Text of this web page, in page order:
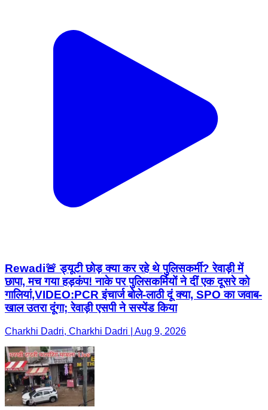
Rewadi🚨 ड्यूटी छोड़ क्या कर रहे थे पुलिसकर्मी? रेवाड़ी में
छापा, मच गया हड़कंप! नाके पर पुलिसकर्मियों ने दीं एक दूसरे को
गालियां,VIDEO:PCR इंचार्ज बोले-लाठी दूं क्या, SPO का जवाब-
खाल उतरा दूंगा; रेवाड़ी एसपी ने सस्पेंड किया
Charkhi Dadri, Charkhi Dadri | Aug 9, 2026